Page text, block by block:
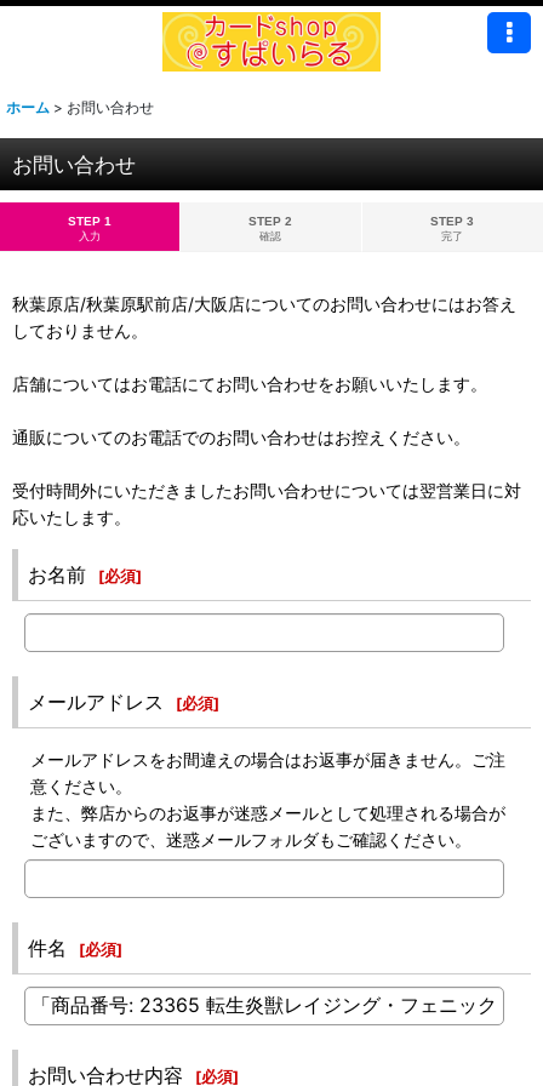
ホーム > お問い合わせ
お問い合わせ
STEP 1
入力
STEP 2
確認
STEP 3
完了
秋葉原店/秋葉原駅前店/大阪店についてのお問い合わせにはお答え
しておりません。
店舗についてはお電話にてお問い合わせをお願いいたします。
通販についてのお電話でのお問い合わせはお控えください。
受付時間外にいただきましたお問い合わせについては翌営業日に対
応いたします。
お名前 [必須]
メールアドレス [必須]
メールアドレスをお間違えの場合はお返事が届きません。ご注
意ください。
また、弊店からのお返事が迷惑メールとして処理される場合が
ございますので、迷惑メールフォルダもご確認ください。
件名 [必須]
お問い合わせ内容 [必須]